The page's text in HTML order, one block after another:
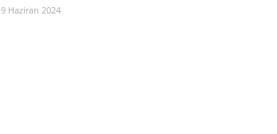
9 Haziran 2024